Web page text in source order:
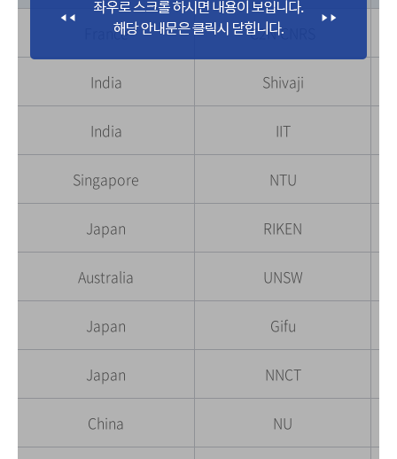
France C2N CNRS
India Shivaji
India IIT
Singapore NTU
Japan RIKEN
Australia UNSW
Japan Gifu
Japan NNCT
China NU